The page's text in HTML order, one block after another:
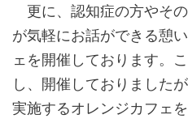
更に、認知症の方やそ
が気軽にお話ができる憩
ェを開催しております。
し、開催しておりました
実施するオレンジカフェ